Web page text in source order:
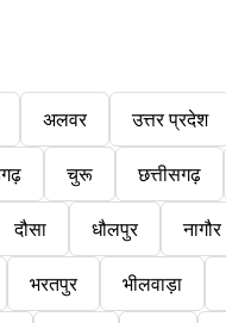
अलवर उत्तर प्रदेश
चुरू छत्तीसगढ़
दौसा धौलपुर नागौर
भरतपुर भीलवाड़ा